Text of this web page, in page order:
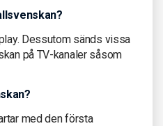
Dessutom sänds vissa
på TV-kanaler såsom
med den första